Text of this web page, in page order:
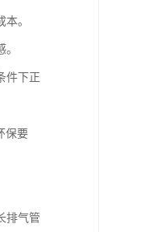
。
件下正
保要
排气管